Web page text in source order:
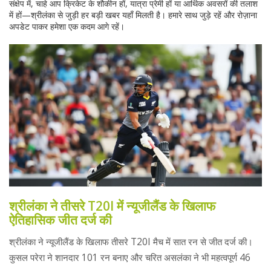
संक्षेप में, चाहे आप क्रिकेट के शौकीन हों, यात्रा प्रेमी हों या आर्थिक अवसरों की तलाश
में हों—श्रीलंका से जुड़ी हर बड़ी खबर यहाँ मिलती है। हमारे साथ जुड़े रहें और रोज़ाना
अपडेट पाकर हमेशा एक कदम आगे रहें।
श्रीलंका ने तीसरे T20I में न्यूजीलैंड के खिलाफ
ऐतिहासिक जीत दर्ज की
श्रीलंका ने न्यूजीलैंड के खिलाफ तीसरे T20I मैच में सात रन से जीत दर्ज की।
कुसल परेरा ने शानदार 101 रन बनाए और चरित असलंका ने भी महत्वपूर्ण 46